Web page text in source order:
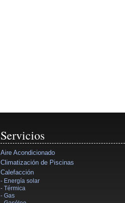
Servicios
Aire Acondicionado
Climatización de Piscinas
Calefacción
- Energía solar
- Térmica
- Gas